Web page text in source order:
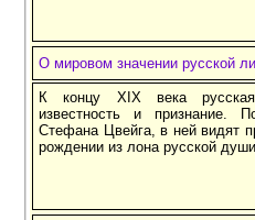
О мировом значении русской
К концу XIX века
известность и признание.
Стефана Цвейга, в ней видят
рождении из лона русской